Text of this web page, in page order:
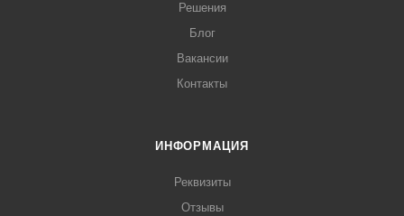
Решения
Блог
Вакансии
Контакты
ИНФОРМАЦИЯ
Реквизиты
Отзывы